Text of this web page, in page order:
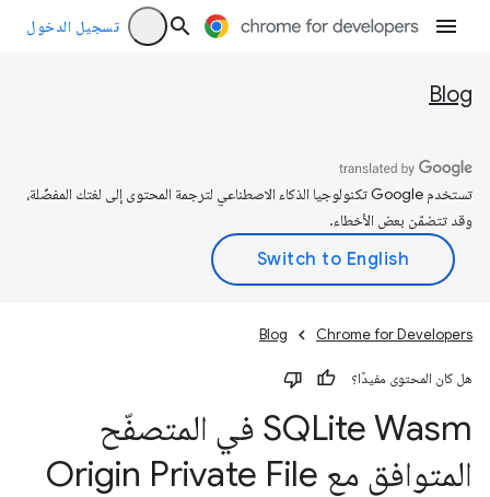
تسجيل الدخول
Blog
تستخدم Google تكنولوجيا الذكاء الاصطناعي لترجمة المحتوى إلى لغتك المفضّلة،
وقد تتضمّن بعض الأخطاء.
Chrome for Developers
Blog
هل كان المحتوى مفيدًا؟
SQLite Wasm في المتصفّح
المتوافق مع Origin Private File